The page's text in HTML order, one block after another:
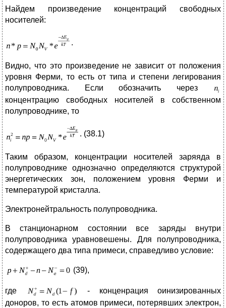
Найдем произведение концентраций свободных
носителей:
.
Видно, что это произведение не зависит от положения
уровня Ферми, то есть от типа и степени легирования
полупроводника. Если обозначить через
концентрацию свободных носителей в собственном
полупроводнике, то
. (38.1)
Таким образом, концентрации носителей заряяда в
полупроводнике однозначно определяются структурой
энергетических зон, положением уровня Ферми и
температурой кристалла.
Электронейтральность полупроводника.
В станционарном состоянии все заряды внутри
полупроводника уравновешены. Для полупроводника,
содержащего два типа примеси, справедливо условие:
(39),
где
- конценрация оинизированных
доноров, то есть атомов примеси, потерявших электрон,